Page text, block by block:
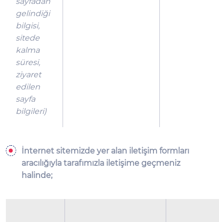
gelindiği
bilgisi,
sitede
kalma
süresi,
ziyaret
edilen
sayfa
bilgileri)
İnternet sitemizde yer alan iletişim formları
aracılığıyla tarafımızla iletişime geçmeniz
halinde;